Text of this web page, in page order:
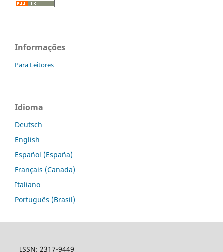
Informações
Para Leitores
Idioma
Deutsch
English
Español (España)
Français (Canada)
Italiano
Português (Brasil)
ISSN: 2317-9449